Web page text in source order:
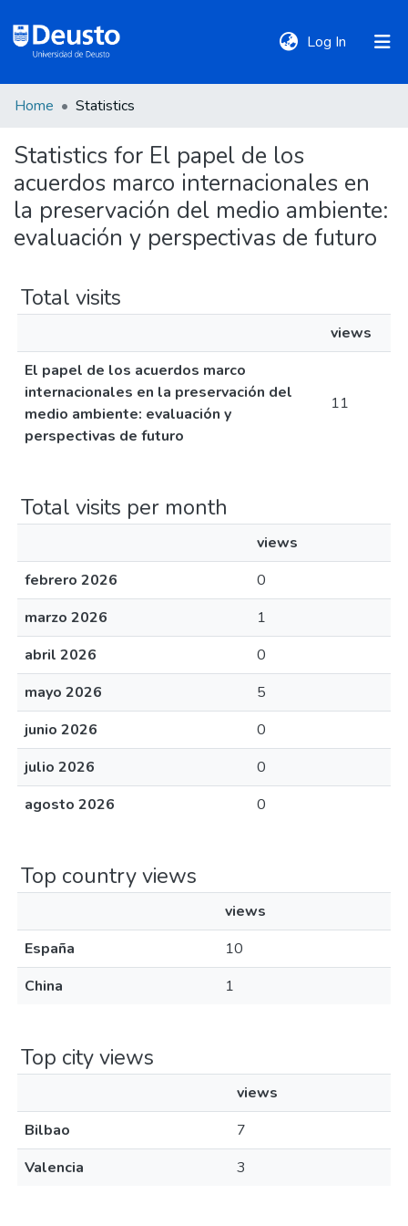
Log In (current)
Communities
&
Collections
Policies
Home Statistics
Statistics for El papel de los
acuerdos marco internacionales en
la preservación del medio ambiente:
evaluación y perspectivas de futuro
Total visits
views
El papel de los acuerdos marco
internacionales en la preservación del
medio ambiente: evaluación y
perspectivas de futuro
11
Total visits per month
views
febrero 2026
0
marzo 2026
1
abril 2026
0
mayo 2026
5
junio 2026
0
julio 2026
0
agosto 2026
0
Top country views
views
España
10
China
1
Top city views
views
Bilbao
7
Valencia
3